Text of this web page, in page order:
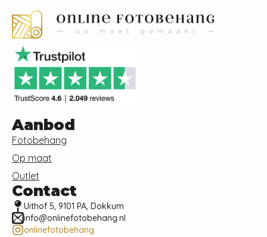
Aanbod
Fotobehang
Op maat
Outlet
Contact
Uithof 5, 9101 PA, Dokkum
info@onlinefotobehang.nl
onlinefotobehang